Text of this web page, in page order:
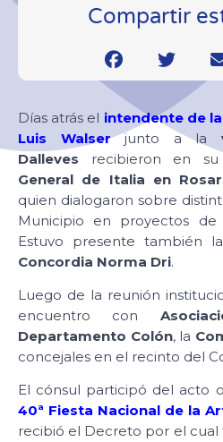
Compartir
Días atrás el intendente de
Luis Walserjunto a la
Dalleves recibieron en
General de Italia en
quien dialogaron sobre
Municipio en proyectos de
Estuvo presente también la
Concordia Norma Dri.
Luego de la reunión
encuentro con
Departamento Colón, la
concejales en el recinto del
El cónsul participó del acto
40ª Fiesta Nacional de la
recibió el Decreto por el